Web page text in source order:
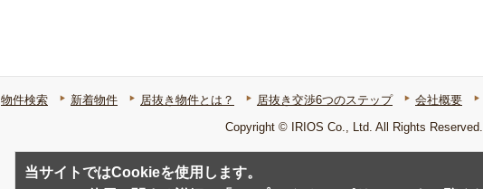
物件検索 新着物件 居抜き物件とは？ 居抜き交渉6つのステップ 会社概要
Copyright © IRIOS Co., Ltd. All Rights Reserved.
当サイトではCookieを使用します。